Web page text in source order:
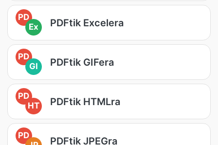
PD
Ex
PDFtik Excelera
PD
GI
PDFtik GIFera
PD
HT
PDFtik HTMLra
PD
PDFtik JPEGra